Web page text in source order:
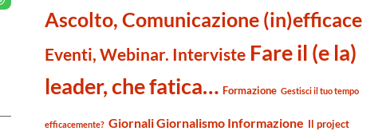
Ascolto, Comunicazione (in)efficace
Eventi, Webinar. Interviste Fare il (e la)
leader, che fatica… Formazione Gestisci il tuo tempo
efficacemente? Giornali Giornalismo Informazione Il project